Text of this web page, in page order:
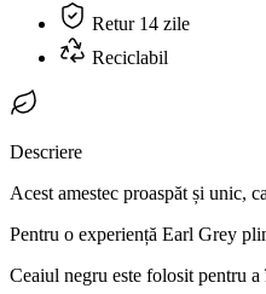
Retur 14 zile
Reciclabil
Descriere
Acest amestec proaspăt și unic,
Pentru o experiență Earl Grey
Ceaiul negru este folosit pentru